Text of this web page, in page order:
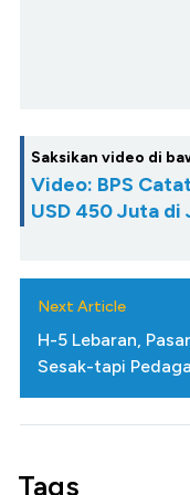
Saksikan video di
Video: BPS
USD 450 Juta di
Next Article
H-5 Lebaran,
Sesak-tapi
Tags